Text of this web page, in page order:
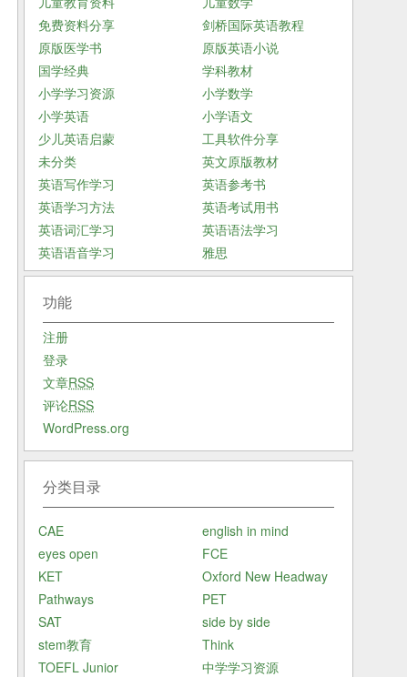
免费资料分享
剑桥国际英语教程
原版医学书
原版英语小说
国学经典
学科教材
小学学习资源
小学数学
小学英语
小学语文
少儿英语启蒙
工具软件分享
未分类
英文原版教材
英语写作学习
英语参考书
英语学习方法
英语考试用书
英语词汇学习
英语语法学习
英语语音学习
雅思
功能
注册
登录
文章RSS
评论RSS
WordPress.org
分类目录
CAE
english in mind
eyes open
FCE
KET
Oxford New Headway
Pathways
PET
SAT
side by side
stem教育
Think
TOEFL Junior
中学学习资源